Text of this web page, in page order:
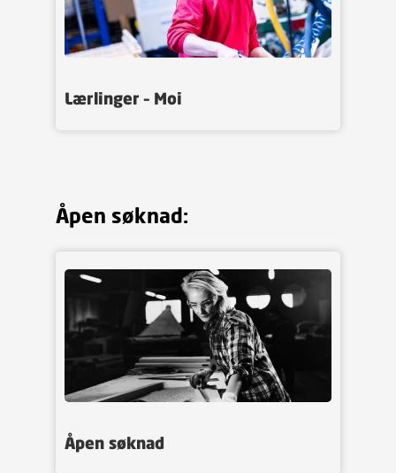
Lærlinger – Moi
Åpen søknad:
Åpen søknad